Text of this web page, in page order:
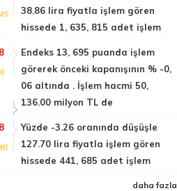
38.86 lira fiyatla işlem gören
hissede 1, 635, 815 adet işlem
Endeks 13, 695 puanda işlem
görerek önceki kapanışının % -0,
06 altında . İşlem hacmi 50,
136.00 milyon TL de
Yüzde -3.26 oranında düşüşle
127.70 lira fiyatla işlem gören
hissede 441, 685 adet işlem
daha fazla